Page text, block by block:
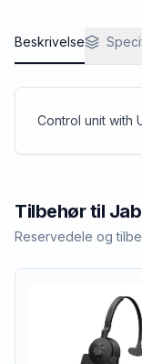
Beskrivelse
Control unit with
Tilbehør til
Reservedele og